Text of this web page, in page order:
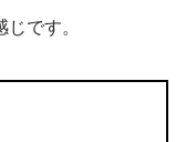
です。